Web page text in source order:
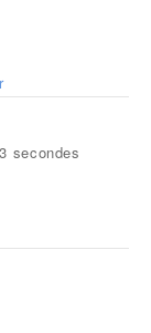
secondes